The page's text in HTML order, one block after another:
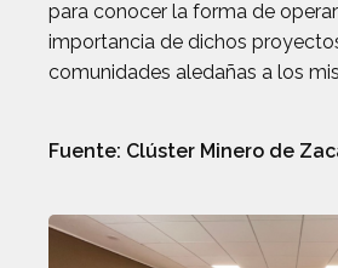
para conocer la forma de
importancia de dichos
comunidades aledañas a los
Fuente: Clúster Minero de